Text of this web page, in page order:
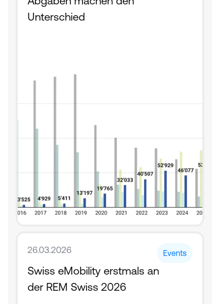
Unterschied
26.03.2026 Events
Swiss eMobility erstmals an
der REM Swiss 2026